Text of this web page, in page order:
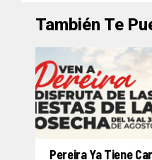
También Te
Pereira Ya Tiene